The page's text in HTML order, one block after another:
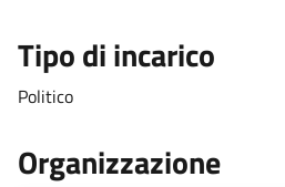
Tipo di incarico
Politico
Organizzazione